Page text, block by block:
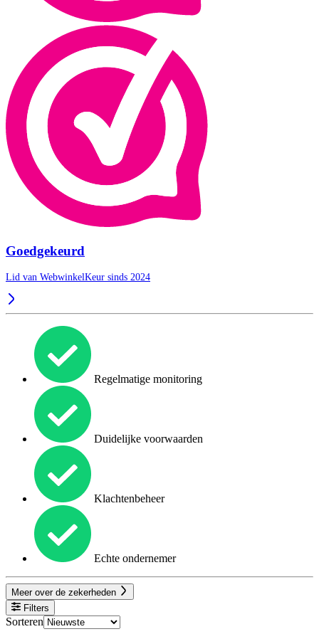
Goedgekeurd
Lid van WebwinkelKeur sinds 2024
Regelmatige monitoring
Duidelijke voorwaarden
Klachtenbeheer
Echte ondernemer
Meer over de zekerheden
Filters
Sorteren